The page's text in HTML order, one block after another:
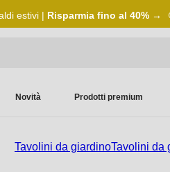
estivi | Risparmia fino al 40% →
Novità Prodotti premium
Tavolini da giardinoTavolini da